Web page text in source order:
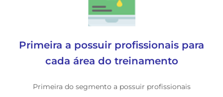
Primeira a possuir profissionais para
cada área do treinamento
Primeira do segmento a possuir profissionais